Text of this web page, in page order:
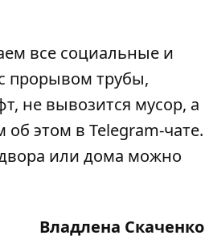
все социальные и
прорывом трубы,
не вывозится мусор, а
этом в Telegram-чате.
или дома можно
Владлена Скаченко